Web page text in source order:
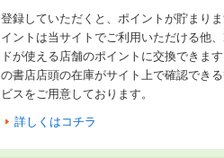
登録していただくと、ポイントが貯まり
イントは当サイトでご利用いただける他
ドが使える店舗のポイントに交換できま
の書店店頭の在庫がサイト上で確認でき
ビスをご用意しております。
詳しくはコチラ